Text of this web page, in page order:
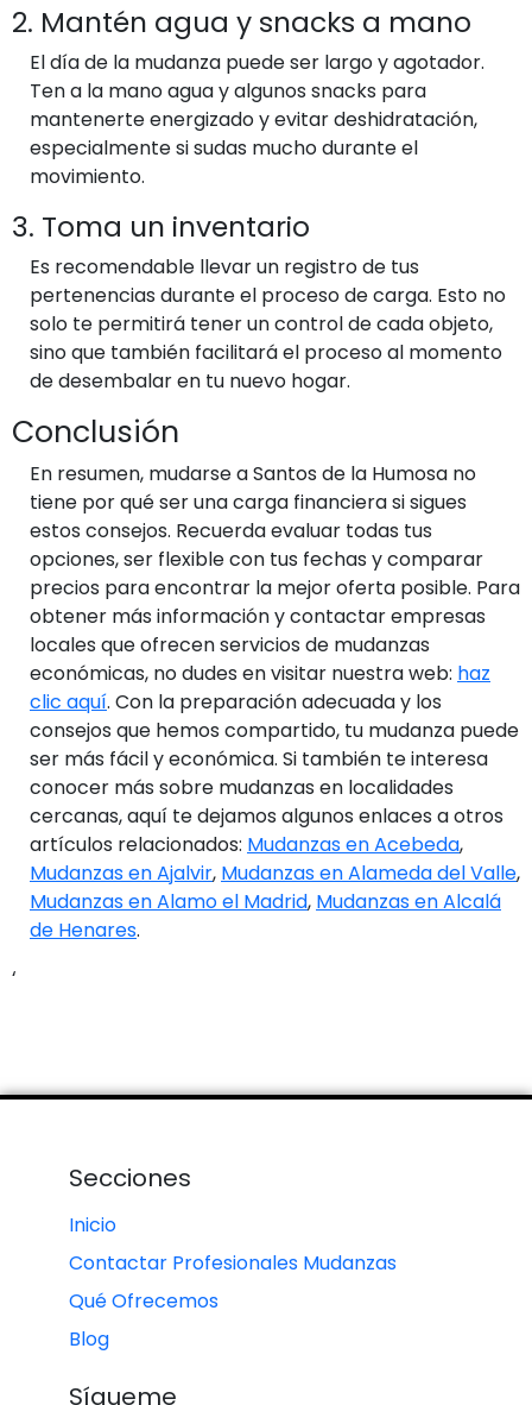
2. Mantén agua y snacks a mano
El día de la mudanza puede ser largo y agotador.
Ten a la mano agua y algunos snacks para
mantenerte energizado y evitar deshidratación,
especialmente si sudas mucho durante el
movimiento.
3. Toma un inventario
Es recomendable llevar un registro de tus
pertenencias durante el proceso de carga. Esto no
solo te permitirá tener un control de cada objeto,
sino que también facilitará el proceso al momento
de desembalar en tu nuevo hogar.
Conclusión
En resumen, mudarse a Santos de la Humosa no
tiene por qué ser una carga financiera si sigues
estos consejos. Recuerda evaluar todas tus
opciones, ser flexible con tus fechas y comparar
precios para encontrar la mejor oferta posible. Para
obtener más información y contactar empresas
locales que ofrecen servicios de mudanzas
económicas, no dudes en visitar nuestra web: haz
clic aquí. Con la preparación adecuada y los
consejos que hemos compartido, tu mudanza puede
ser más fácil y económica. Si también te interesa
conocer más sobre mudanzas en localidades
cercanas, aquí te dejamos algunos enlaces a otros
artículos relacionados: Mudanzas en Acebeda,
Mudanzas en Ajalvir, Mudanzas en Alameda del Valle,
Mudanzas en Alamo el Madrid, Mudanzas en Alcalá
de Henares.
‘
Secciones
Inicio
Contactar Profesionales Mudanzas
Qué Ofrecemos
Blog
Sígueme